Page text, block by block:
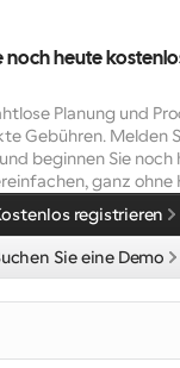
Benachrichtigung,
noch heute
Planung und
Gebühren. Melden
beginnen Sie noch
ganz
registrieren
Sie eine Demo